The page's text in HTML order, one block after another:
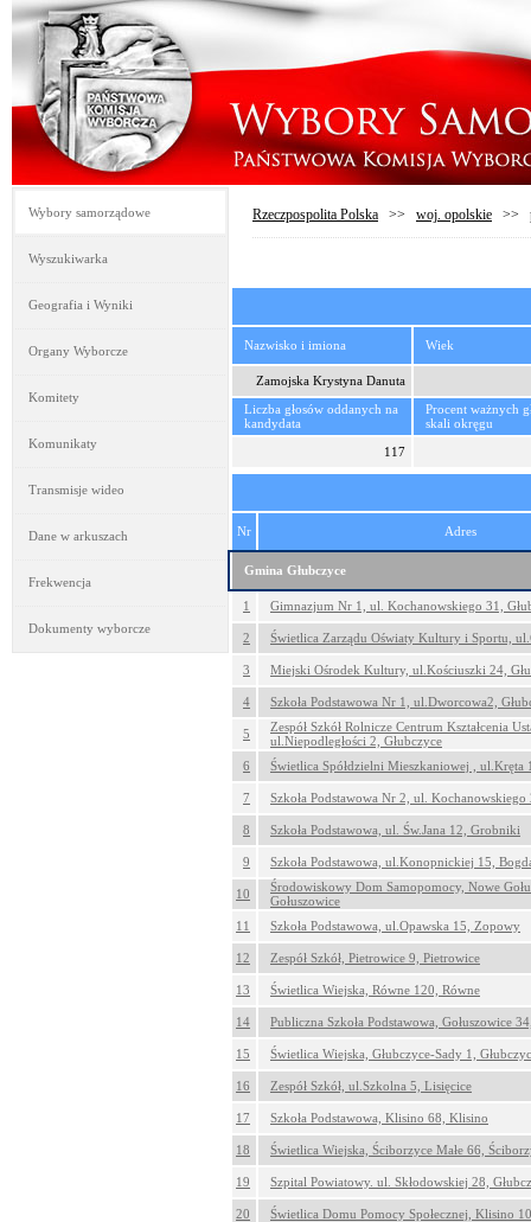
Wybory samorządowe
Wyszukiwarka
Geografia i Wyniki
Organy Wyborcze
Komitety
Komunikaty
Transmisje wideo
Dane w arkuszach
Frekwencja
Dokumenty wyborcze
Rzeczpospolita Polska >> woj. opolskie >>
Nazwisko i imiona Wiek
Zamojska Krystyna Danuta
Liczba głosów oddanych na
kandydata
Procent ważnych
skali okręgu
117
Nr Adres
Gmina Głubczyce
1 Gimnazjum Nr 1, ul. Kochanowskiego 31,
2 Świetlica Zarządu Oświaty Kultury i Sportu,
3 Miejski Ośrodek Kultury, ul.Kościuszki 24,
4 Szkoła Podstawowa Nr 1, ul.Dworcowa2,
5
Zespół Szkół Rolnicze Centrum Kształcenia
ul.Niepodległości 2, Głubczyce
6
Świetlica Spółdzielni Mieszkaniowej , ul.Kręta
7 Szkoła Podstawowa Nr 2, ul. Kochanowskiego
8 Szkoła Podstawowa, ul. Św.Jana 12, Grobniki
9 Szkoła Podstawowa, ul.Konopnickiej 15,
10
Środowiskowy Dom Samopomocy, Nowe
Gołuszowice
11
Szkoła Podstawowa, ul.Opawska 15, Zopowy
12 Zespół Szkół, Pietrowice 9, Pietrowice
13 Świetlica Wiejska, Równe 120, Równe
14 Publiczna Szkoła Podstawowa, Gołuszowice
15 Świetlica Wiejska, Głubczyce-Sady 1,
16 Zespół Szkół, ul.Szkolna 5, Lisięcice
17 Szkoła Podstawowa, Klisino 68, Klisino
18 Świetlica Wiejska, Ściborzyce Małe 66,
19 Szpital Powiatowy. ul. Skłodowskiej 28,
20 Świetlica Domu Pomocy Społecznej, Klisino